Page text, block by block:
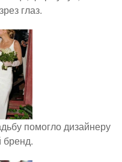
глаз.
помогло дизайнеру
бренд.